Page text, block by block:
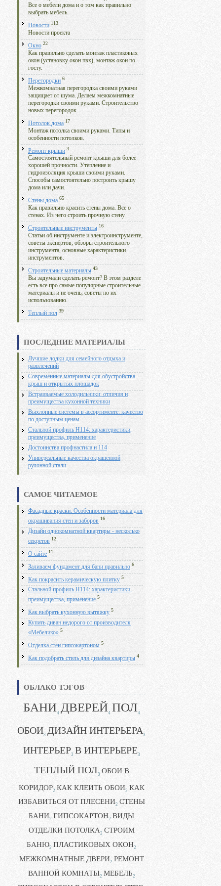
Все о мебели дома и о том как правильно
выбрать мебель.
Новости 113
Новости проекта
Окно 22
Как правильно сделать монтаж пластиковых
окон (установку окон пвх), монтаж окон по
госту.
Перегородки 6
Межкомнатная перегородка своими руками
защищает от шума. Делаем межкомнатные
перегородки своими руками. Строительство
новых перегородок.
Потолок дома 17
Монтаж потолка своими руками. Типы и
особенности потолков.
Ремонт крыши 3
Самостоятельный ремонт крыши для более
хорошей прочности. Утепление и
гидроизоляция крыши своими руками.
Способы самостоятельно построить крышу
дома или дачи.
Стены дома 65
Как правильно красить стены дома. Все о
стенах. Из чего строить прочную стену.
Строительные инструменты 16
Статьи об инструменте и электроинструменте,
советы экспертов, обзоры строительного
инструмента, основные характеристики
инструментов.
Строительные материалы 43
Вы задумали сделать ремонт? В этом разделе
есть все про самые популярные строительные
материалы и не очень, советы по их
использованию.
Теплый пол 39
ПОСЛЕДНИЕ МАТЕРИАЛЫ
Лучшие лодки для семейного отдыха и
развлечений
Современные материалы для обустройства
крыш и открытых площадок
Встраиваемые холодильники: отличия и
преимущества кухонной техники
Выхлопные системы в ассортименте: качество
по доступным ценам
Стальной профиль Н114: характеристики,
преимущества, применение
Достоинства профнастила н 114
Универсальные качества окрашенной
рулонной стали
САМОЕ ЧИТАЕМОЕ
Фасадные краски: Особенности материала для
окрашивания стен и заборов 16
Дизайн однокомнатной квартиры - несколько
секретов 12
О сайте 11
Заливаем фундамент для бани правильно 6
Как покрасить керамическую плитку 5
Стальной профиль Н114: характеристики,
преимущества, применение 5
Как выбрать кухонную вытяжку 5
Купить диван недорого от производителя
«Мебелико» 5
Отделка стен гипсокартоном 5
Как подобрать стиль для дизайна квартиры 4
ОБЛАКО ТЭГОВ
БАНИ4 ДВЕРЕЙ4 ПОЛ4
ОБОИ3 ДИЗАЙН ИНТЕРЬЕРА3
ИНТЕРЬЕР3 В ИНТЕРЬЕРЕ3
ТЕПЛЫЙ ПОЛ3 ОБОИ В
КОРИДОР2 КАК КЛЕИТЬ ОБОИ2 КАК
ИЗБАВИТЬСЯ ОТ ПЛЕСЕНИ2 СТЕНЫ
БАНИ2 ГИПСОКАРТОН2 ВИДЫ
ОТДЕЛКИ ПОТОЛКА2 СТРОИМ
БАНЮ2 ПЛАСТИКОВЫХ ОКОН2
МЕЖКОМНАТНЫЕ ДВЕРИ2 РЕМОНТ
ВАННОЙ КОМНАТЫ2 МЕБЕЛЬ2